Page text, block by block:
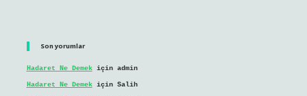
Son yorumlar
Hadaret Ne Demekiçin admin
Hadaret Ne Demekiçin Salih